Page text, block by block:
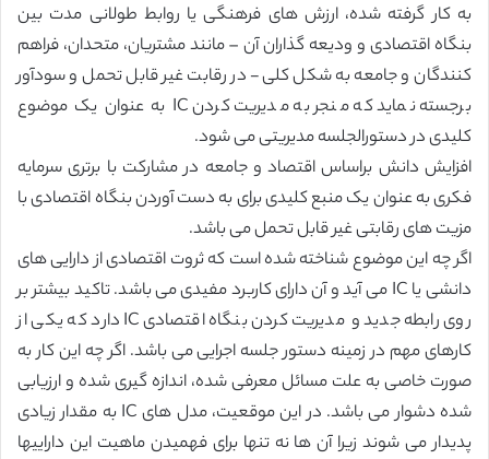
به کار گرفته شده، ارزش های فرهنگی یا روابط طولانی مدت بین
بنگاه اقتصادی و ودیعه گذاران آن – مانند مشتریان، متحدان، فراهم
کنندگان و جامعه به شکل کلی- در رقابت غیر قابل تحمل و سودآور
برجسته نماید که منجر به مدیریت کردن IC به عنوان یک موضوع
کلیدی در دستورالجلسه مدیریتی می شود.
افزایش دانش براساس اقتصاد و جامعه در مشارکت با برتری سرمایه
فکری به عنوان یک منبع کلیدی برای به دست آوردن بنگاه اقتصادی با
مزیت های رقابتی غیر قابل تحمل می باشد.
اگر چه این موضوع شناخته شده است که ثروت اقتصادی از دارایی های
دانشی یا IC می آید و آن دارای کاربرد مفیدی می باشد. تاکید بیشتر بر
روی رابطه جدید و مدیریت کردن بنگاه اقتصادی IC دارد که یکی از
کارهای مهم در زمینه دستور جلسه اجرایی می باشد. اگر چه این کار به
صورت خاصی به علت مسائل معرفی شده، اندازه گیری شده و ارزیابی
شده دشوار می باشد. در این موقعیت، مدل های IC به مقدار زیادی
پدیدار می شوند زیرا آن ها نه تنها برای فهمیدن ماهیت این داراییها